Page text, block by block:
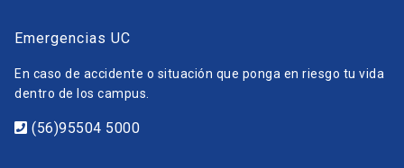
Emergencias UC
En caso de accidente o situación que ponga en riesgo tu vida
dentro de los campus.
(56)95504 5000